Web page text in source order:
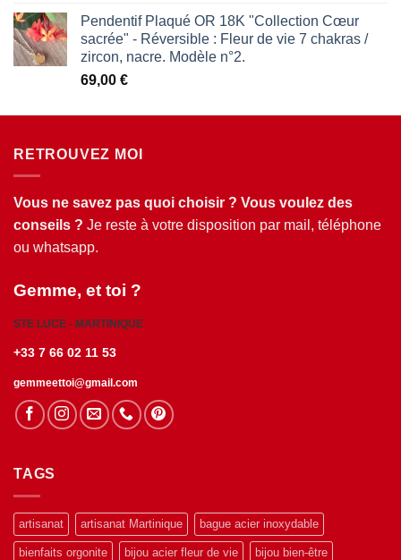
Pendentif Plaqué OR 18K "Collection Cœur
sacrée" - Réversible : Fleur de vie 7 chakras /
zircon, nacre. Modèle n°2.
69,00 €
RETROUVEZ MOI
Vous ne savez pas quoi choisir ? Vous voulez des
conseils ? Je reste à votre disposition par mail, téléphone
ou whatsapp.
Gemme, et toi ?
STE LUCE - MARTINIQUE
+33 7 66 02 11 53
gemmeettoi@gmail.com
TAGS
artisanat artisanat Martinique bague acier inoxydable
bienfaits orgonite bijou acier fleur de vie bijou bien-être